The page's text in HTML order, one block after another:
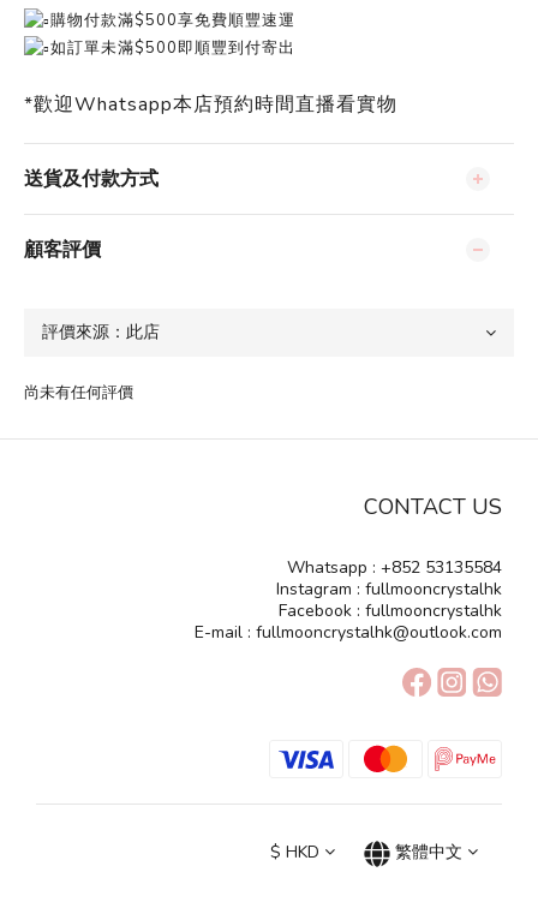
購物付款滿$500享免費順豐速運
如訂單未滿$500即順豐到付寄出
*歡迎Whatsapp本店預約時間直播看實物
送貨及付款方式
顧客評價
尚未有任何評價
CONTACT US
Whatsapp : +852 53135584
Instagram : fullmooncrystalhk
Facebook : fullmooncrystalhk
E-mail : fullmooncrystalhk@outlook.com
$ HKD 繁體中文